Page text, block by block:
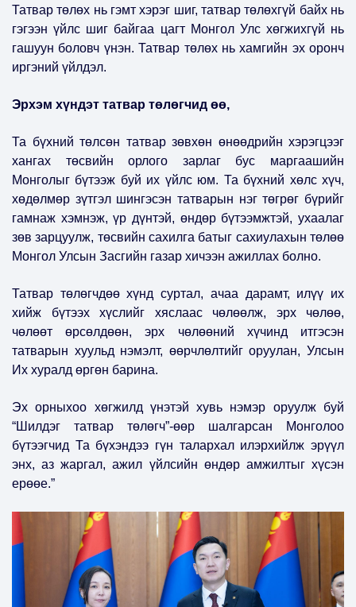
Татвар төлөх нь гэмт хэрэг шиг, татвар төлөхгүй байх нь
гэгээн үйлс шиг байгаа цагт Монгол Улс хөгжихгүй нь
гашуун боловч үнэн. Татвар төлөх нь хамгийн эх оронч
иргэний үйлдэл.
Эрхэм хүндэт татвар төлөгчид өө,
Та бүхний төлсөн татвар зөвхөн өнөөдрийн хэрэгцээг
хангах төсвийн орлого зарлаг бус маргаашийн
Монголыг бүтээж буй их үйлс юм. Та бүхний хөлс хүч,
хөдөлмөр зүтгэл шингэсэн татварын нэг төгрөг бүрийг
гамнаж хэмнэж, үр дүнтэй, өндөр бүтээмжтэй, ухаалаг
зөв зарцуулж, төсвийн сахилга батыг сахиулахын төлөө
Монгол Улсын Засгийн газар хичээн ажиллах болно.
Татвар төлөгчдөө хүнд суртал, ачаа дарамт, илүү их
хийж бүтээх хүслийг хяслаас чөлөөлж, эрх чөлөө,
чөлөөт өрсөлдөөн, эрх чөлөөний хүчинд итгэсэн
татварын хуульд нэмэлт, өөрчлөлтийг оруулан, Улсын
Их хуралд өргөн барина.
Эх орныхоо хөгжилд үнэтэй хувь нэмэр оруулж буй
“Шилдэг татвар төлөгч”-өөр шалгарсан Монголоо
бүтээгчид Та бүхэндээ гүн талархал илэрхийлж эрүүл
энх, аз жаргал, ажил үйлсийн өндөр амжилтыг хүсэн
ерөөе.”